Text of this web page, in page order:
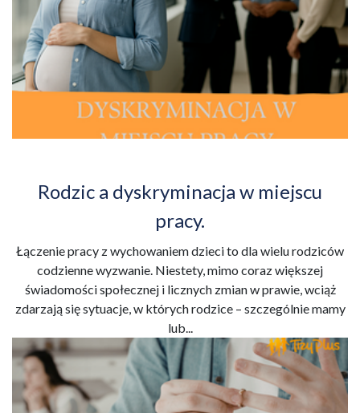
Rodzic a dyskryminacja w miejscu
pracy.
Łączenie pracy z wychowaniem dzieci to dla wielu rodziców
codzienne wyzwanie. Niestety, mimo coraz większej
świadomości społecznej i licznych zmian w prawie, wciąż
zdarzają się sytuacje, w których rodzice – szczególnie mamy
lub...